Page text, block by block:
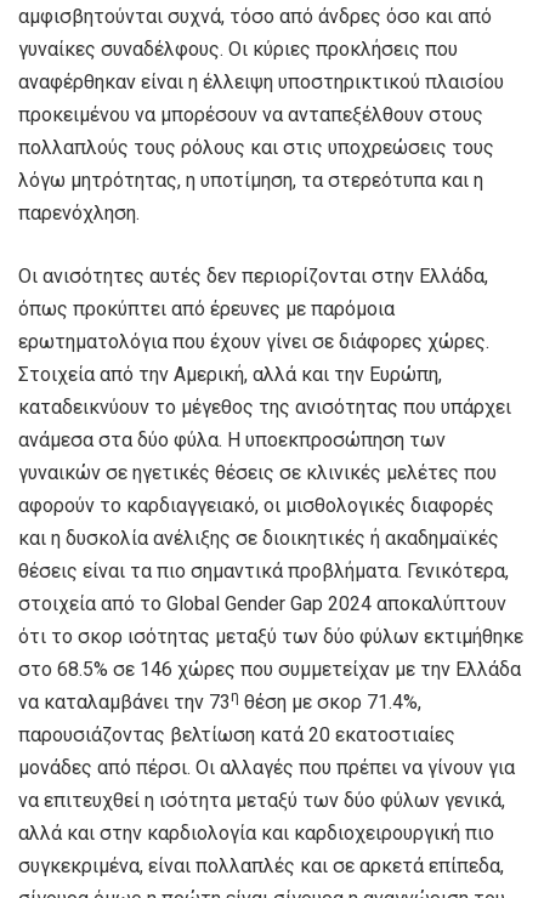
αμφισβητούνται συχνά, τόσο από άνδρες όσο και από
γυναίκες συναδέλφους. Οι κύριες προκλήσεις που
αναφέρθηκαν είναι η έλλειψη υποστηρικτικού πλαισίου
προκειμένου να μπορέσουν να ανταπεξέλθουν στους
πολλαπλούς τους ρόλους και στις υποχρεώσεις τους
λόγω μητρότητας, η υποτίμηση, τα στερεότυπα και η
παρενόχληση.
Οι ανισότητες αυτές δεν περιορίζονται στην Ελλάδα,
όπως προκύπτει από έρευνες με παρόμοια
ερωτηματολόγια που έχουν γίνει σε διάφορες χώρες.
Στοιχεία από την Αμερική, αλλά και την Ευρώπη,
καταδεικνύουν το μέγεθος της ανισότητας που υπάρχει
ανάμεσα στα δύο φύλα. Η υποεκπροσώπηση των
γυναικών σε ηγετικές θέσεις σε κλινικές μελέτες που
αφορούν το καρδιαγγειακό, οι μισθολογικές διαφορές
και η δυσκολία ανέλιξης σε διοικητικές ή ακαδημαϊκές
θέσεις είναι τα πιο σημαντικά προβλήματα. Γενικότερα,
στοιχεία από το Global Gender Gap 2024 αποκαλύπτουν
ότι το σκορ ισότητας μεταξύ των δύο φύλων εκτιμήθηκε
στο 68.5% σε 146 χώρες που συμμετείχαν με την Ελλάδα
να καταλαμβάνει την 73η θέση με σκορ 71.4%,
παρουσιάζοντας βελτίωση κατά 20 εκατοστιαίες
μονάδες από πέρσι. Οι αλλαγές που πρέπει να γίνουν για
να επιτευχθεί η ισότητα μεταξύ των δύο φύλων γενικά,
αλλά και στην καρδιολογία και καρδιοχειρουργική πιο
συγκεκριμένα, είναι πολλαπλές και σε αρκετά επίπεδα,